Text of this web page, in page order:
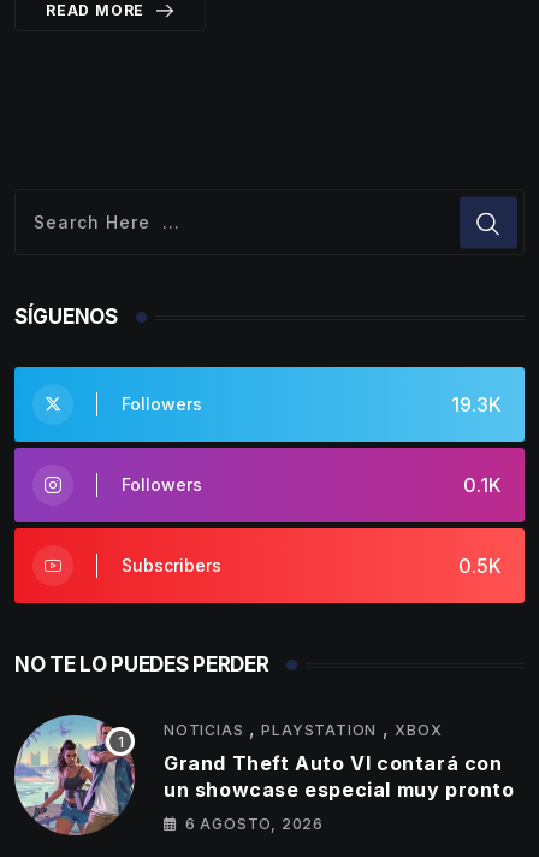
READ MORE
SÍGUENOS
19.3K
Followers
0.1K
Followers
0.5K
Subscribers
NO TE LO PUEDES PERDER
NOTICIAS ,PLAYSTATION ,XBOX
Grand Theft Auto VI contará con
un showcase especial muy pronto
6 AGOSTO, 2026